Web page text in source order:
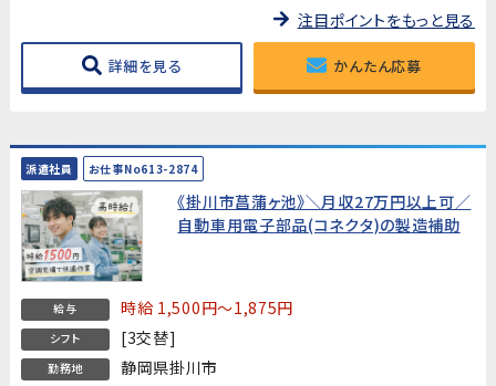
注目ポイントをもっと見る
詳細を見る かんたん応募
派遣社員 お仕事No613-2874
《掛川市菖蒲ヶ池》＼月収27万円以上可／
自動車用電子部品(コネクタ)の製造補助
給与 時給 1,500円～1,875円
シフト [3交替]
勤務地 静岡県掛川市